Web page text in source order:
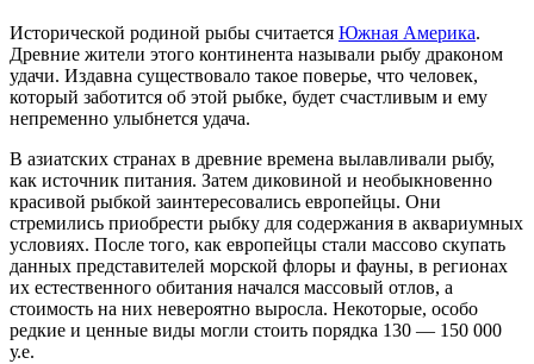
Исторической родиной рыбы считается Южная Америка.
Древние жители этого континента называли рыбу драконом
удачи. Издавна существовало такое поверье, что человек,
который заботится об этой рыбке, будет счастливым и ему
непременно улыбнется удача.
В азиатских странах в древние времена вылавливали рыбу,
как источник питания. Затем диковиной и необыкновенно
красивой рыбкой заинтересовались европейцы. Они
стремились приобрести рыбку для содержания в аквариумных
условиях. После того, как европейцы стали массово скупать
данных представителей морской флоры и фауны, в регионах
их естественного обитания начался массовый отлов, а
стоимость на них невероятно выросла. Некоторые, особо
редкие и ценные виды могли стоить порядка 130 — 150 000
у.е.